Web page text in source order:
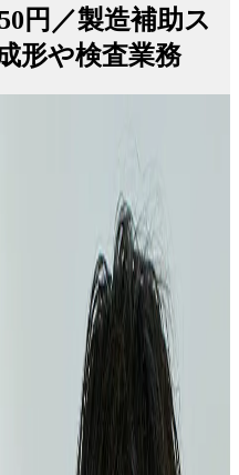
円／製造補助ス
形や検査業務